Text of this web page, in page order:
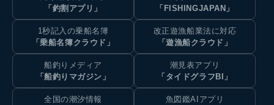
「釣割アプリ」
「FISHINGJAPAN」
1秒記入の乗船名簿
「乗船名簿クラウド」
改正遊漁船業法に対応
「遊漁船クラウド」
船釣りメディア
「船釣りマガジン」
潮見表アプリ
「タイドグラフBI」
全国の潮汐情報
魚図鑑AIアプリ